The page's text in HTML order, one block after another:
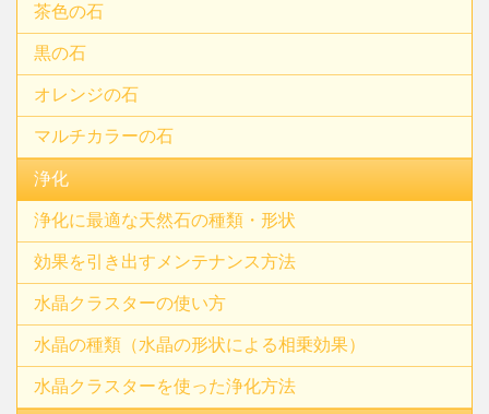
茶色の石
黒の石
オレンジの石
マルチカラーの石
浄化
浄化に最適な天然石の種類・形状
効果を引き出すメンテナンス方法
水晶クラスターの使い方
水晶の種類（水晶の形状による相乗効果）
水晶クラスターを使った浄化方法